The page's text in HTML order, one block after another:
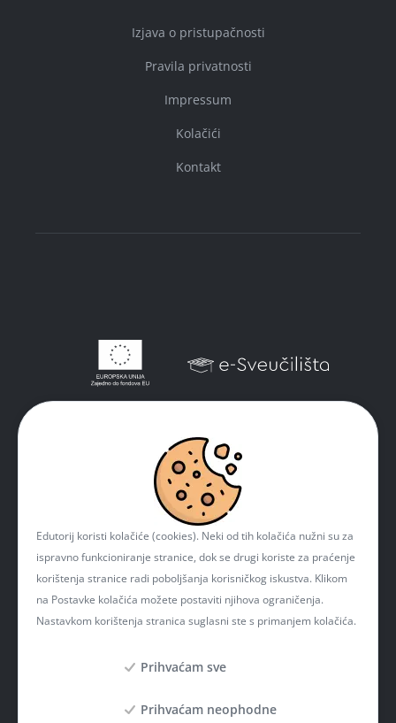
Izjava o pristupačnosti
Pravila privatnosti
Impressum
Kolačići
Kontakt
Edutorij koristi kolačiće (cookies). Neki od tih kolačića nužni su za
ispravno funkcioniranje stranice, dok se drugi koriste za praćenje
korištenja stranice radi poboljšanja korisničkog iskustva. Klikom
na Postavke kolačića možete postaviti njihova ograničenja.
Nastavkom korištenja stranica suglasni ste s primanjem kolačića.
Prihvaćam sve
Prihvaćam neophodne